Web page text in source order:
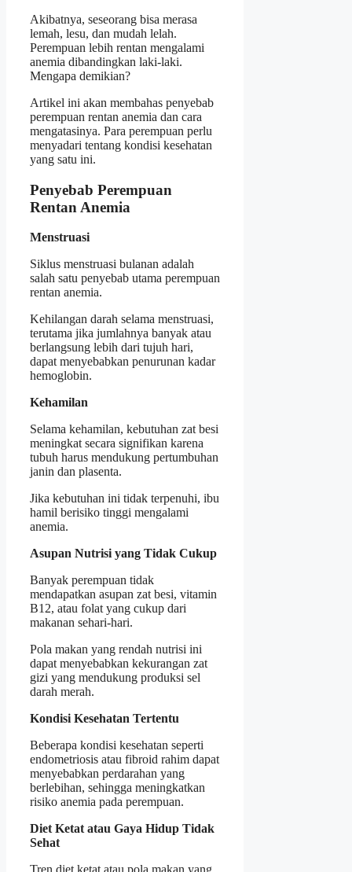
Akibatnya, seseorang bisa merasa
lemah, lesu, dan mudah lelah.
Perempuan lebih rentan mengalami
anemia dibandingkan laki-laki.
Mengapa demikian?
Artikel ini akan membahas penyebab
perempuan rentan anemia dan cara
mengatasinya. Para perempuan perlu
menyadari tentang kondisi kesehatan
yang satu ini.
Penyebab Perempuan
Rentan Anemia
Menstruasi
Siklus menstruasi bulanan adalah
salah satu penyebab utama perempuan
rentan anemia.
Kehilangan darah selama menstruasi,
terutama jika jumlahnya banyak atau
berlangsung lebih dari tujuh hari,
dapat menyebabkan penurunan kadar
hemoglobin.
Kehamilan
Selama kehamilan, kebutuhan zat besi
meningkat secara signifikan karena
tubuh harus mendukung pertumbuhan
janin dan plasenta.
Jika kebutuhan ini tidak terpenuhi, ibu
hamil berisiko tinggi mengalami
anemia.
Asupan Nutrisi yang Tidak Cukup
Banyak perempuan tidak
mendapatkan asupan zat besi, vitamin
B12, atau folat yang cukup dari
makanan sehari-hari.
Pola makan yang rendah nutrisi ini
dapat menyebabkan kekurangan zat
gizi yang mendukung produksi sel
darah merah.
Kondisi Kesehatan Tertentu
Beberapa kondisi kesehatan seperti
endometriosis atau fibroid rahim dapat
menyebabkan perdarahan yang
berlebihan, sehingga meningkatkan
risiko anemia pada perempuan.
Diet Ketat atau Gaya Hidup Tidak
Sehat